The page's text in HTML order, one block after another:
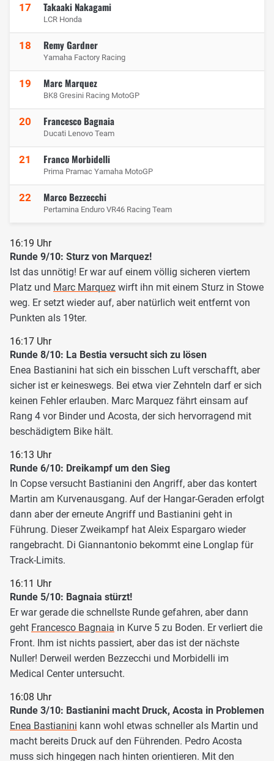
17 Takaaki Nakagami
LCR Honda
18 Remy Gardner
Yamaha Factory Racing
19 Marc Marquez
BK8 Gresini Racing MotoGP
20 Francesco Bagnaia
Ducati Lenovo Team
21 Franco Morbidelli
Prima Pramac Yamaha MotoGP
22 Marco Bezzecchi
Pertamina Enduro VR46 Racing Team
16:19 Uhr
Runde 9/10: Sturz von Marquez!
Ist das unnötig! Er war auf einem völlig sicheren viertem
Platz und Marc Marquez wirft ihn mit einem Sturz in Stowe
weg. Er setzt wieder auf, aber natürlich weit entfernt von
Punkten als 19ter.
16:17 Uhr
Runde 8/10: La Bestia versucht sich zu lösen
Enea Bastianini hat sich ein bisschen Luft verschafft, aber
sicher ist er keineswegs. Bei etwa vier Zehnteln darf er sich
keinen Fehler erlauben. Marc Marquez fährt einsam auf
Rang 4 vor Binder und Acosta, der sich hervorragend mit
beschädigtem Bike hält.
16:13 Uhr
Runde 6/10: Dreikampf um den Sieg
In Copse versucht Bastianini den Angriff, aber das kontert
Martin am Kurvenausgang. Auf der Hangar-Geraden erfolgt
dann aber der erneute Angriff und Bastianini geht in
Führung. Dieser Zweikampf hat Aleix Espargaro wieder
rangebracht. Di Giannantonio bekommt eine Longlap für
Track-Limits.
16:11 Uhr
Runde 5/10: Bagnaia stürzt!
Er war gerade die schnellste Runde gefahren, aber dann
geht Francesco Bagnaia in Kurve 5 zu Boden. Er verliert die
Front. Ihm ist nichts passiert, aber das ist der nächste
Nuller! Derweil werden Bezzecchi und Morbidelli im
Medical Center untersucht.
16:08 Uhr
Runde 3/10: Bastianini macht Druck, Acosta in Problemen
Enea Bastianini kann wohl etwas schneller als Martin und
macht bereits Druck auf den Führenden. Pedro Acosta
muss sich hingegen nach hinten orientieren. Mit den